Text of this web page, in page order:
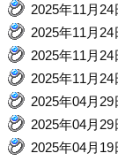
2025年11月
2025年11月
2025年11月
2025年11月
2025年04月
2025年04月
2025年04月